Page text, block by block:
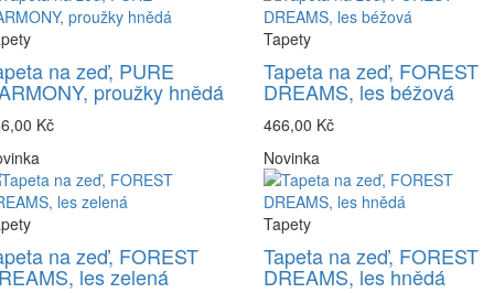
na zeď, PURE
proužky hnědá
Kč
Tapety
Tapeta na zeď, FOREST
DREAMS, les béžová
466,00 Kč
na zeď, FOREST
les zelená
Novinka
Tapety
Tapeta na zeď, FOREST
DREAMS, les hnědá